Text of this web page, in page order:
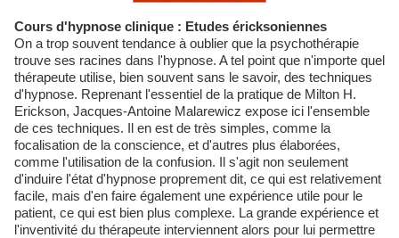
Cours d'hypnose clinique : Etudes éricksoniennes
On a trop souvent tendance à oublier que la psychothérapie
trouve ses racines dans l'hypnose. A tel point que n'importe quel
thérapeute utilise, bien souvent sans le savoir, des techniques
d'hypnose. Reprenant l'essentiel de la pratique de Milton H.
Erickson, Jacques-Antoine Malarewicz expose ici l'ensemble
de ces techniques. Il en est de très simples, comme la
focalisation de la conscience, et d'autres plus élaborées,
comme l'utilisation de la confusion. Il s'agit non seulement
d'induire l'état d'hypnose proprement dit, ce qui est relativement
facile, mais d'en faire également une expérience utile pour le
patient, ce qui est bien plus complexe. La grande expérience et
l'inventivité du thérapeute interviennent alors pour lui permettre